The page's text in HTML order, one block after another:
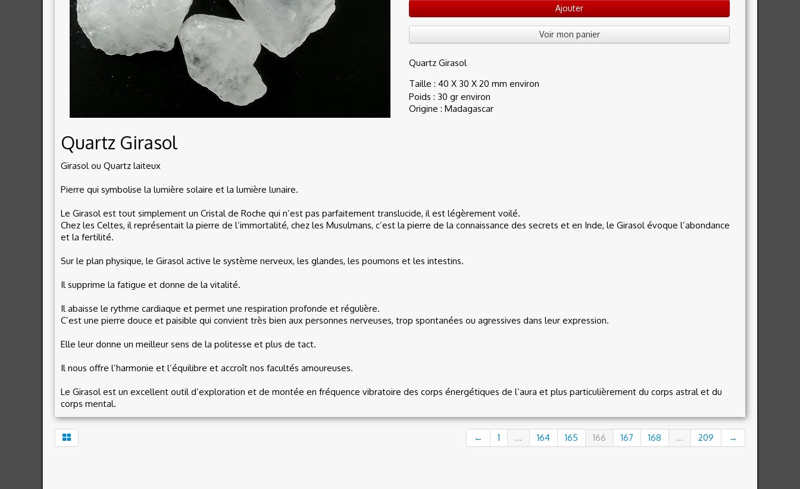
Ajouter
Voir mon panier
Quartz Girasol
Taille : 40 X 30 X 20 mm environ
Poids : 30 gr environ
Origine : Madagascar
Quartz Girasol
Girasol ou Quartz laiteux
Pierre qui symbolise la lumière solaire et la lumière lunaire.
Le Girasol est tout simplement un Cristal de Roche qui n’est pas parfaitement translucide, il est légèrement voilé.
Chez les Celtes, il représentait la pierre de l’immortalité, chez les Musulmans, c’est la pierre de la connaissance des secrets et en Inde, le Girasol évoque l’abondance
et la fertilité.
Sur le plan physique, le Girasol active le système nerveux, les glandes, les poumons et les intestins.
Il supprime la fatigue et donne de la vitalité.
Il abaisse le rythme cardiaque et permet une respiration profonde et régulière.
C’est une pierre douce et paisible qui convient très bien aux personnes nerveuses, trop spontanées ou agressives dans leur expression.
Elle leur donne un meilleur sens de la politesse et plus de tact.
Il nous offre l’harmonie et l’équilibre et accroît nos facultés amoureuses.
Le Girasol est un excellent outil d’exploration et de montée en fréquence vibratoire des corps énergétiques de l’aura et plus particulièrement du corps astral et du
corps mental.
← 1 ... 164 165 166 167 168 ... 209 →